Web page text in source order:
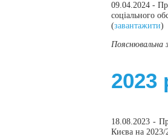
09.04.2024 -
соціального
(завантажити)
Пояснювальна
2023
18.08.2023 -
Києва на 2023/